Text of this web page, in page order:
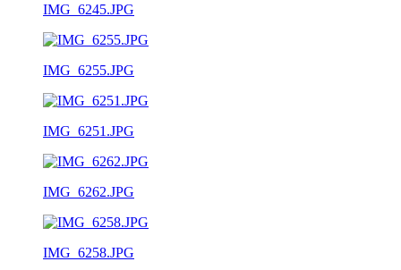
IMG_6245.JPG
IMG_6255.JPG
IMG_6251.JPG
IMG_6262.JPG
IMG_6258.JPG